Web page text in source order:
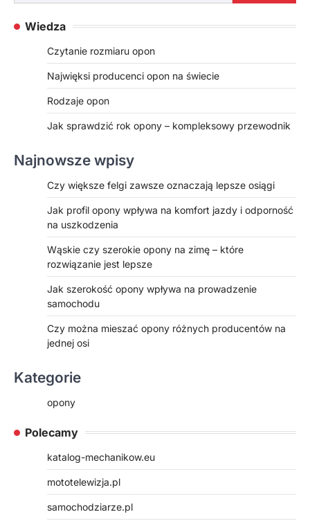
Wiedza
Czytanie rozmiaru opon
Najwięksi producenci opon na świecie
Rodzaje opon
Jak sprawdzić rok opony – kompleksowy przewodnik
Najnowsze wpisy
Czy większe felgi zawsze oznaczają lepsze osiągi
Jak profil opony wpływa na komfort jazdy i odporność
na uszkodzenia
Wąskie czy szerokie opony na zimę – które
rozwiązanie jest lepsze
Jak szerokość opony wpływa na prowadzenie
samochodu
Czy można mieszać opony różnych producentów na
jednej osi
Kategorie
opony
Polecamy
katalog-mechanikow.eu
mototelewizja.pl
samochodziarze.pl